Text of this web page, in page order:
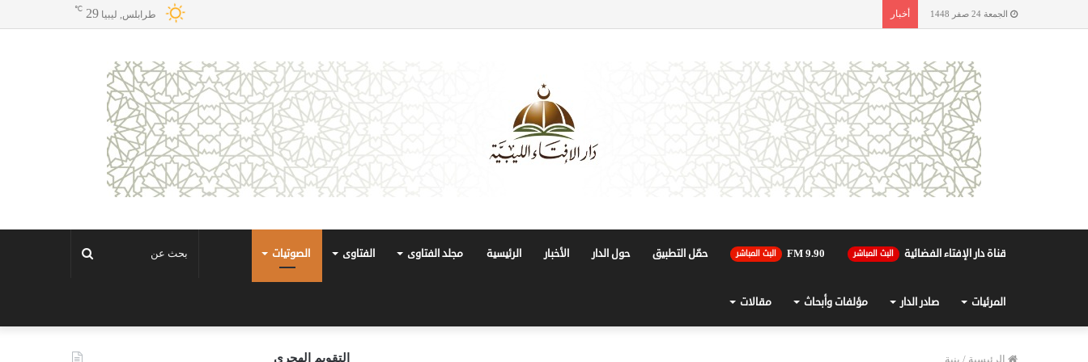
الجمعة 24 صفر 1448 أخبار طرابلس, ليبيا 29
℃
قناة دار الإفتاء الفضائية البث المباشر 90.FM 9 البث المباشر حمّل التطبيق حول الدار الأخبار الرئيسية مجلد الفتاوى الفتاوى الصوتيات
المرئيات صادر الدار مؤلفات وأبحاث مقالات
الرئيسية / بنية التقويم الهجري